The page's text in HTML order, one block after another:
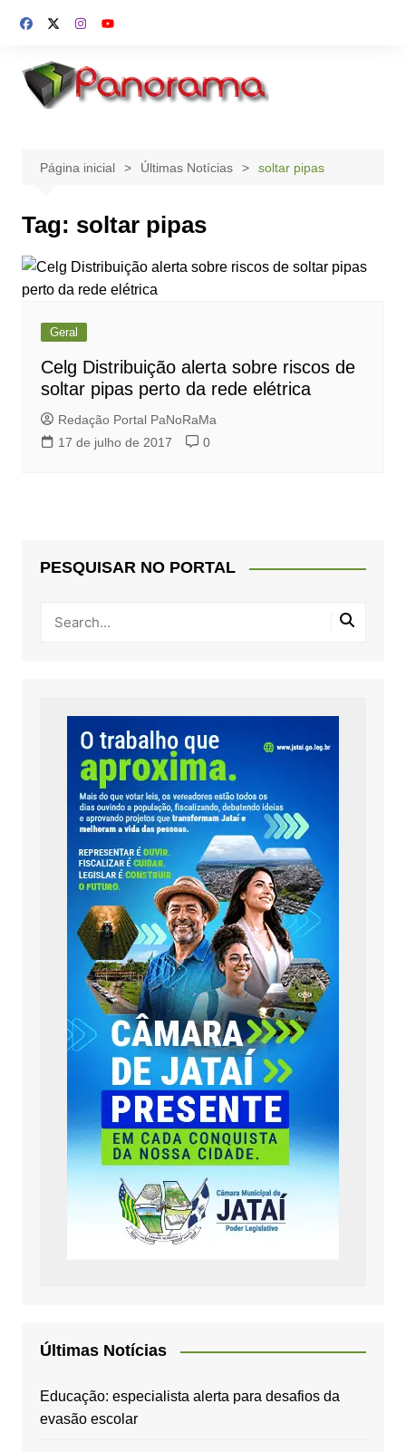
para
conteúdo
Página inicial Últimas Notícias soltar pipas
Tag: soltar pipas
Geral
Celg Distribuição alerta sobre riscos de
soltar pipas perto da rede elétrica
Redação Portal PaNoRaMa
17 de julho de 2017
0
PESQUISAR NO PORTAL
Últimas Notícias
Educação: especialista alerta para desafios da
evasão escolar